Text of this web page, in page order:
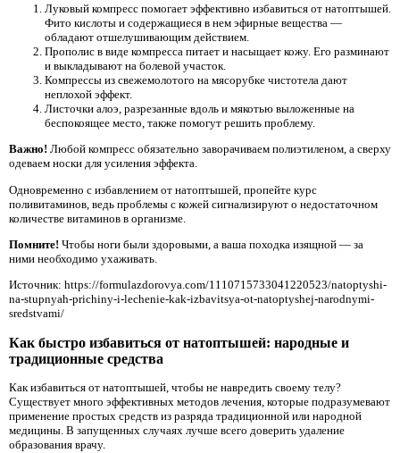
Луковый компресс помогает эффективно избавиться от натоптышей.
Фито кислоты и содержащиеся в нем эфирные вещества —
обладают отшелушивающим действием.
Прополис в виде компресса питает и насыщает кожу. Его разминают
и выкладывают на болевой участок.
Компрессы из свежемолотого на мясорубке чистотела дают
неплохой эффект.
Листочки алоэ, разрезанные вдоль и мякотью выложенные на
беспокоящее место, также помогут решить проблему.
Важно! Любой компресс обязательно заворачиваем полиэтиленом, а сверху
одеваем носки для усиления эффекта.
Одновременно с избавлением от натоптышей, пропейте курс
поливитаминов, ведь проблемы с кожей сигнализируют о недостаточном
количестве витаминов в организме.
Помните! Чтобы ноги были здоровыми, а ваша походка изящной — за
ними необходимо ухаживать.
Источник: https://formulazdorovya.com/1110715733041220523/natoptyshi-
na-stupnyah-prichiny-i-lechenie-kak-izbavitsya-ot-natoptyshej-narodnymi-
sredstvami/
Как быстро избавиться от натоптышей: народные и
традиционные средства
Как избавиться от натоптышей, чтобы не навредить своему телу?
Существует много эффективных методов лечения, которые подразумевают
применение простых средств из разряда традиционной или народной
медицины. В запущенных случаях лучше всего доверить удаление
образования врачу.